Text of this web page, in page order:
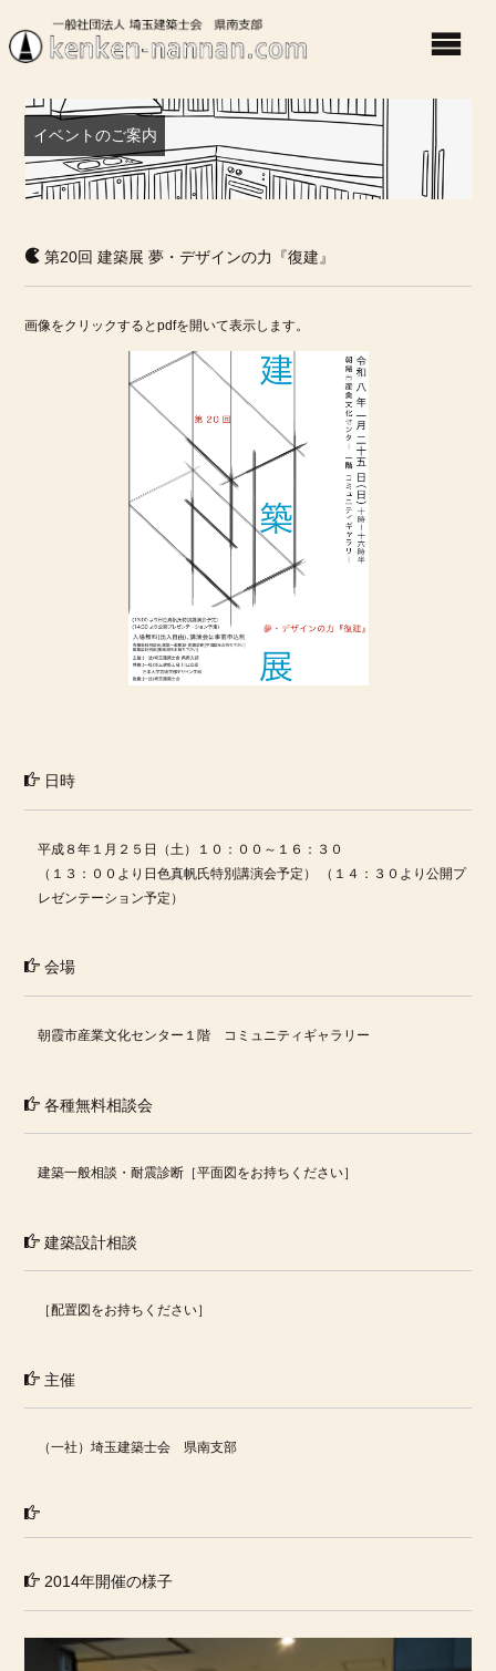
イベントのご案内
第20回 建築展夢・デザインの力『復建』
画像をクリックするとpdfを開いて表示します。
日時
平成８年１月２５日（土）１０：００～１６：３０
（１３：００より日色真帆氏特別講演会予定） （１４：３０より公開プ
レゼンテーション予定）
会場
朝霞市産業文化センター１階 コミュニティギャラリー
各種無料相談会
建築一般相談・耐震診断［平面図をお持ちください］
建築設計相談
［配置図をお持ちください］
主催
（一社）埼玉建築士会 県南支部
2014年開催の様子